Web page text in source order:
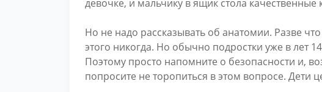
девочке, и мальчику в ящик стола качественные
Но не надо рассказывать об анатомии. Разве
этого никогда. Но обычно подростки уже в лет
Поэтому просто напомните о безопасности и,
попросите не торопиться в этом вопросе. Дети